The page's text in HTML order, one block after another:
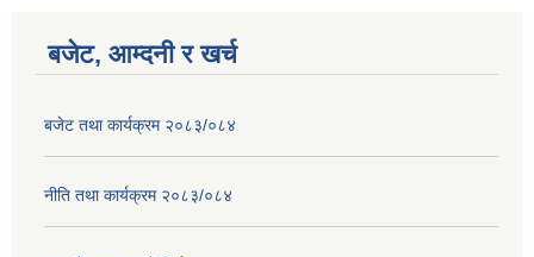
बजेट, आम्दनी र खर्च
बजेट तथा कार्यक्रम २०८३/०८४
नीति तथा कार्यक्रम २०८३/०८४